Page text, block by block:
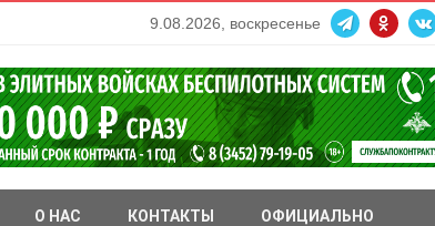
9.08.2026, воскресенье
О НАС КОНТАКТЫ ОФИЦИАЛЬНО